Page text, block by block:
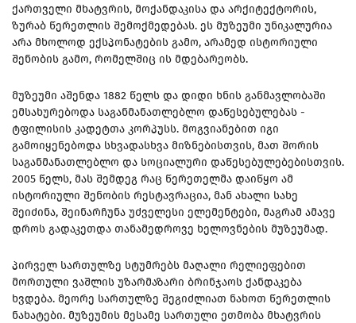
ქართველი მხატვრის, მოქანდაკისა და არქიტექტორის,
ზურაბ წერეთლის შემოქმედებას. ეს მუზეუმი უნიკალურია
არა მხოლოდ ექსპონატების გამო, არამედ ისტორიული
შენობის გამო, რომელშიც ის მდებარეობს.
მუზეუმი აშენდა 1882 წელს და დიდი ხნის განმავლობაში
ემსახურებოდა საგანმანათლებლო დაწესებულებას -
ტფილისის კადეტთა კორპუსს. მოგვიანებით იგი
გამოიყენებოდა სხვადასხვა მიზნებისთვის, მათ შორის
საგანმანათლებლო და სოციალური დაწესებულებებისთვის.
2005 წელს, მას შემდეგ რაც წერეთელმა დაიწყო ამ
ისტორიული შენობის რესტავრაცია, მან ახალი სახე
შეიძინა, შეინარჩუნა უძველესი ელემენტები, მაგრამ ამავე
დროს გადაკეთდა თანამედროვე ხელოვნების მუზეუმად.
პირველ სართულზე სტუმრებს მაღალი რელიეფებით
მორთული ვაშლის უზარმაზარი ბრინჯაოს ქანდაკება
ხვდება. მეორე სართულზე შეგიძლიათ ნახოთ წერეთლის
ნახატები. მუზეუმის მესამე სართული ეთმობა მხატვრის